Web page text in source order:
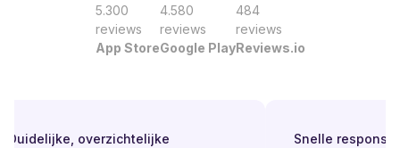
5.300
reviews
App Store
4.580
reviews
Google Play
484
reviews
Reviews.io
Duidelijke, overzichtelijke
Snelle respons.